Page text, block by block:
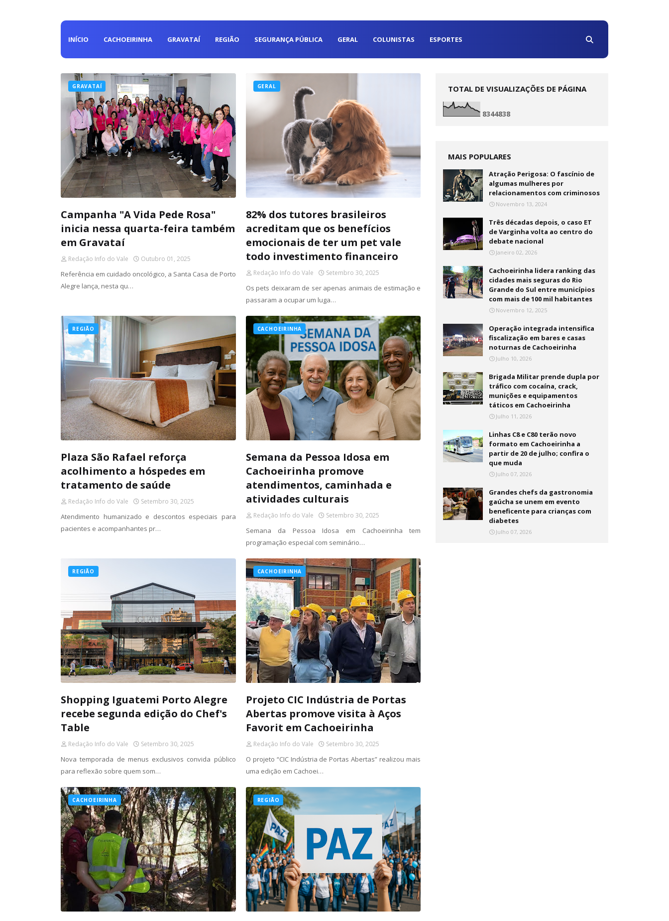
INÍCIO CACHOEIRINHA GRAVATAÍ REGIÃO SEGURANÇA PÚBLICA GERAL COLUNISTAS ESPORTES
GRAVATAÍ
Campanha "A Vida Pede Rosa"
inicia nessa quarta-feira também
em Gravataí
Redação Info do Vale Outubro 01, 2025
Referência em cuidado oncológico, a Santa Casa de Porto
Alegre lança, nesta qu…
GERAL
82% dos tutores brasileiros
acreditam que os benefícios
emocionais de ter um pet vale
todo investimento financeiro
Redação Info do Vale Setembro 30, 2025
Os pets deixaram de ser apenas animais de estimação e
passaram a ocupar um luga…
REGIÃO
Plaza São Rafael reforça
acolhimento a hóspedes em
tratamento de saúde
Redação Info do Vale Setembro 30, 2025
Atendimento humanizado e descontos especiais para
pacientes e acompanhantes pr…
CACHOEIRINHA
Semana da Pessoa Idosa em
Cachoeirinha promove
atendimentos, caminhada e
atividades culturais
Redação Info do Vale Setembro 30, 2025
Semana da Pessoa Idosa em Cachoeirinha tem
programação especial com seminário…
REGIÃO
Shopping Iguatemi Porto Alegre
recebe segunda edição do Chef's
Table
Redação Info do Vale Setembro 30, 2025
Nova temporada de menus exclusivos convida público
para reflexão sobre quem som…
CACHOEIRINHA
Projeto CIC Indústria de Portas
Abertas promove visita à Aços
Favorit em Cachoeirinha
Redação Info do Vale Setembro 30, 2025
O projeto “CIC Indústria de Portas Abertas” realizou mais
uma edição em Cachoei…
CACHOEIRINHA REGIÃO
TOTAL DE VISUALIZAÇÕES DE PÁGINA
8344838
MAIS POPULARES
Atração Perigosa: O fascínio de
algumas mulheres por
relacionamentos com criminosos
Novembro 13, 2024
Três décadas depois, o caso ET
de Varginha volta ao centro do
debate nacional
Janeiro 02, 2026
Cachoeirinha lidera ranking das
cidades mais seguras do Rio
Grande do Sul entre municípios
com mais de 100 mil habitantes
Novembro 12, 2025
Operação integrada intensifica
fiscalização em bares e casas
noturnas de Cachoeirinha
Julho 10, 2026
Brigada Militar prende dupla por
tráfico com cocaína, crack,
munições e equipamentos
táticos em Cachoeirinha
Julho 11, 2026
Linhas C8 e C80 terão novo
formato em Cachoeirinha a
partir de 20 de julho; confira o
que muda
Julho 07, 2026
Grandes chefs da gastronomia
gaúcha se unem em evento
beneficente para crianças com
diabetes
Julho 07, 2026